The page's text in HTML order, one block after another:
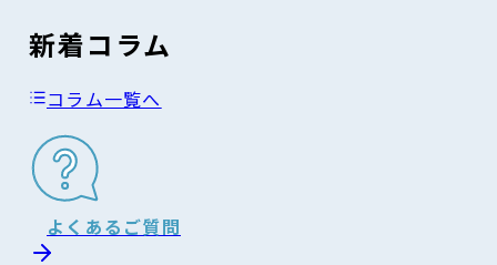
新着コラム
コラム一覧へ
よくあるご質問